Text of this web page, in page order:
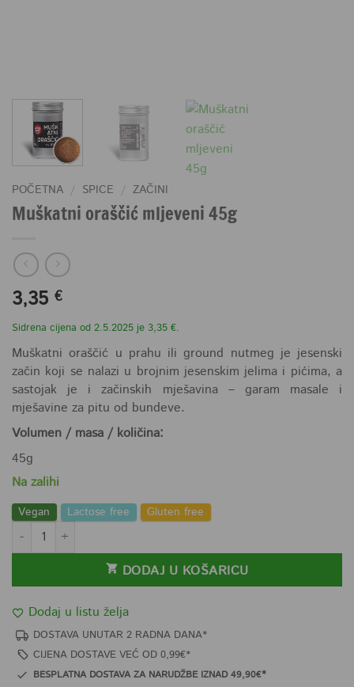
POČETNA / SPICE / ZAČINI
Muškatni oraščić mljeveni 45g
3,35 €
Sidrena cijena od 2.5.2025 je 3,35 €.
Muškatni oraščić u prahu ili ground nutmeg je jesenski
začin koji se nalazi u brojnim jesenskim jelima i pićima, a
sastojak je i začinskih mješavina – garam masale i
mješavine za pitu od bundeve.
Volumen / masa / količina:
45g
Na zalihi
Vegan Lactose free
Gluten free
Muškatni oraščić mljeveni 45g količina
DODAJ U KOŠARICU
Dodaj u listu želja
DOSTAVA UNUTAR 2 RADNA DANA*
CIJENA DOSTAVE VEĆ OD 0,99€*
BESPLATNA DOSTAVA ZA NARUDŽBE IZNAD 49,90€*